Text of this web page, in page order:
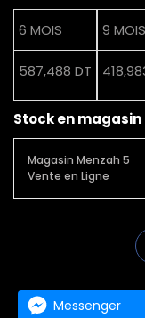
6 MOIS
587,488 DT
9 MOIS
Stock en magasin
Magasin Menzah 5
Vente en Ligne
Messenger